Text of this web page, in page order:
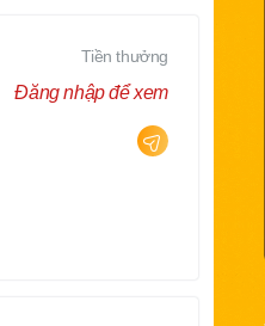
Tiền thưởng
Đăng nhập để xem